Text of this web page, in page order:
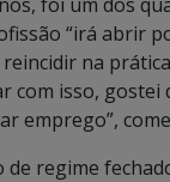
“irá abrir
na
com isso, gostei
emprego”,
regime